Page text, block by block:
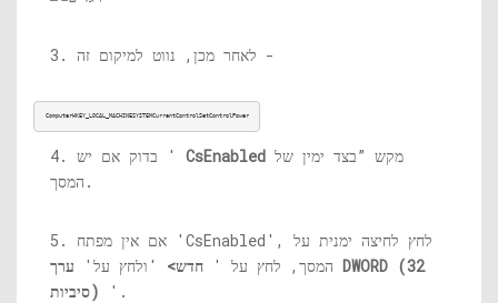
3. לאחר מכן, נווט למיקום זה -
ComputerHKEY_LOCAL_MACHINESYSTEMCurrentControlSetControlPower
4. בדוק אם יש ' CsEnabled
המסך.
5. אם אין מפתח 'CsEnabled', לחץ לחיצה ימנית על
המסך, לחץ על ' חדש> 'ולחץ על' ערך DWORD (32
סיביות)
'.